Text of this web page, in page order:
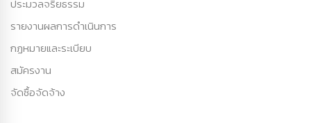
ประมวลจริยธรรม
รายงานผลการดำเนินการ
กฏหมายและระเบียบ
สมัครงาน
จัดซื้อจัดจ้าง